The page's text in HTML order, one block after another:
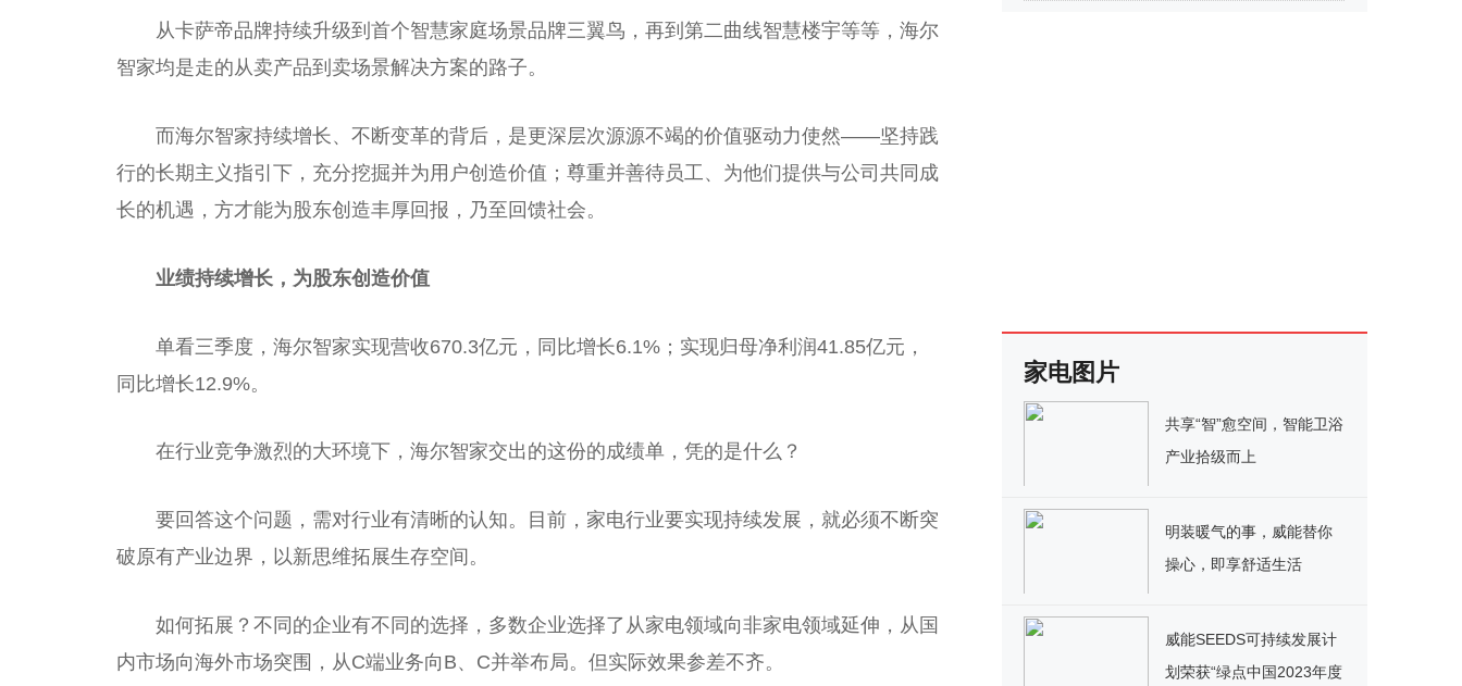
从卡萨帝品牌持续升级到首个智慧家庭场景品牌三翼鸟，再到第二曲线智慧楼宇等等，海尔
智家均是走的从卖产品到卖场景解决方案的路子。
而海尔智家持续增长、不断变革的背后，是更深层次源源不竭的价值驱动力使然——坚持践
行的长期主义指引下，充分挖掘并为用户创造价值；尊重并善待员工、为他们提供与公司共同成
长的机遇，方才能为股东创造丰厚回报，乃至回馈社会。
业绩持续增长，为股东创造价值
单看三季度，海尔智家实现营收670.3亿元，同比增长6.1%；实现归母净利润41.85亿元，
同比增长12.9%。
在行业竞争激烈的大环境下，海尔智家交出的这份的成绩单，凭的是什么？
要回答这个问题，需对行业有清晰的认知。目前，家电行业要实现持续发展，就必须不断突
破原有产业边界，以新思维拓展生存空间。
如何拓展？不同的企业有不同的选择，多数企业选择了从家电领域向非家电领域延伸，从国
内市场向海外市场突围，从C端业务向B、C并举布局。但实际效果参差不齐。
家电图片
共享“智”愈空间，智能卫浴
产业拾级而上
明装暖气的事，威能替你
操心，即享舒适生活
威能SEEDS可持续发展计
划荣获“绿点中国2023年度